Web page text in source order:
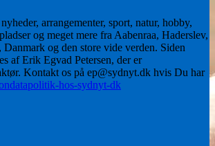
arrangementer, sport, natur, hobby,
og meget mere fra Aabenraa, Haderslev,
Danmark og den store vide verden. Siden
af Erik Egvad Petersen, der er
Kontakt os på ep@sydnyt.dk hvis Du har
hos-sydnyt-dk